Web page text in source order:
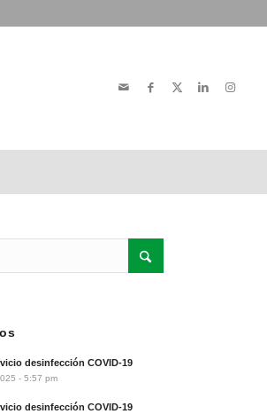
desinfección COVID-19
- 5:57 pm
desinfección COVID-19